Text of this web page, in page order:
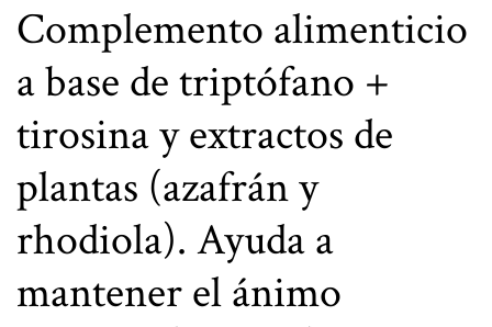
Complemento alimenticio
a base de triptófano +
tirosina y extractos de
plantas (azafrán y
rhodiola). Ayuda a
mantener el ánimo